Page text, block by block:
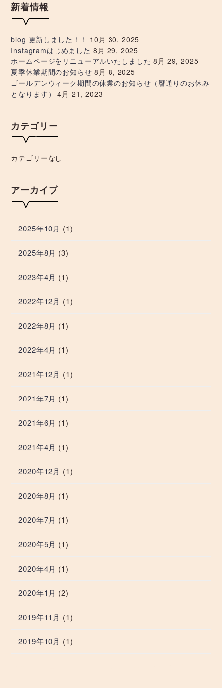
シ
ョ
ン
新着情報
blog 更新しました！！
10月 30, 2025
Instagramはじめました 8月 29, 2025
ホームページをリニューアルいたしました 8月 29, 2025
夏季休業期間のお知らせ 8月 8, 2025
ゴールデンウィーク期間の休業のお知らせ（暦通りのお休み
となります）
4月 21, 2023
カテゴリー
カテゴリーなし
アーカイブ
2025年10月 (1)
2025年8月 (3)
2023年4月 (1)
2022年12月 (1)
2022年8月 (1)
2022年4月 (1)
2021年12月 (1)
2021年7月 (1)
2021年6月 (1)
2021年4月 (1)
2020年12月 (1)
2020年8月 (1)
2020年7月 (1)
2020年5月 (1)
2020年4月 (1)
2020年1月 (2)
2019年11月 (1)
2019年10月 (1)